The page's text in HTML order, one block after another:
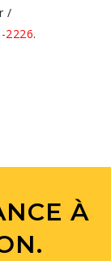
/
2226.
À